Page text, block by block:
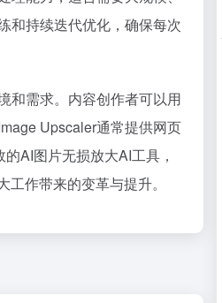
和持续迭代优化，确保每次
和需求。内容创作者可以用
Upscaler通常提供网页
AI图片无损放大AI工具，
作带来的变革与提升。
被谁赚走了？
什么把50%的时间给了Seed？